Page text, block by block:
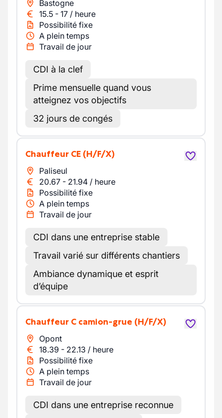
Bastogne
15.5 - 17 / heure
Possibilité fixe
A plein temps
Travail de jour
CDI à la clef
Prime mensuelle quand vous
atteignez vos objectifs
32 jours de congés
Chauffeur CE (H/F/X)
Paliseul
20.67 - 21.94 / heure
Possibilité fixe
A plein temps
Travail de jour
CDI dans une entreprise stable
Travail varié sur différents chantiers
Ambiance dynamique et esprit
d’équipe
Chauffeur C camion-grue (H/F/X)
Opont
18.39 - 22.13 / heure
Possibilité fixe
A plein temps
Travail de jour
CDI dans une entreprise reconnue